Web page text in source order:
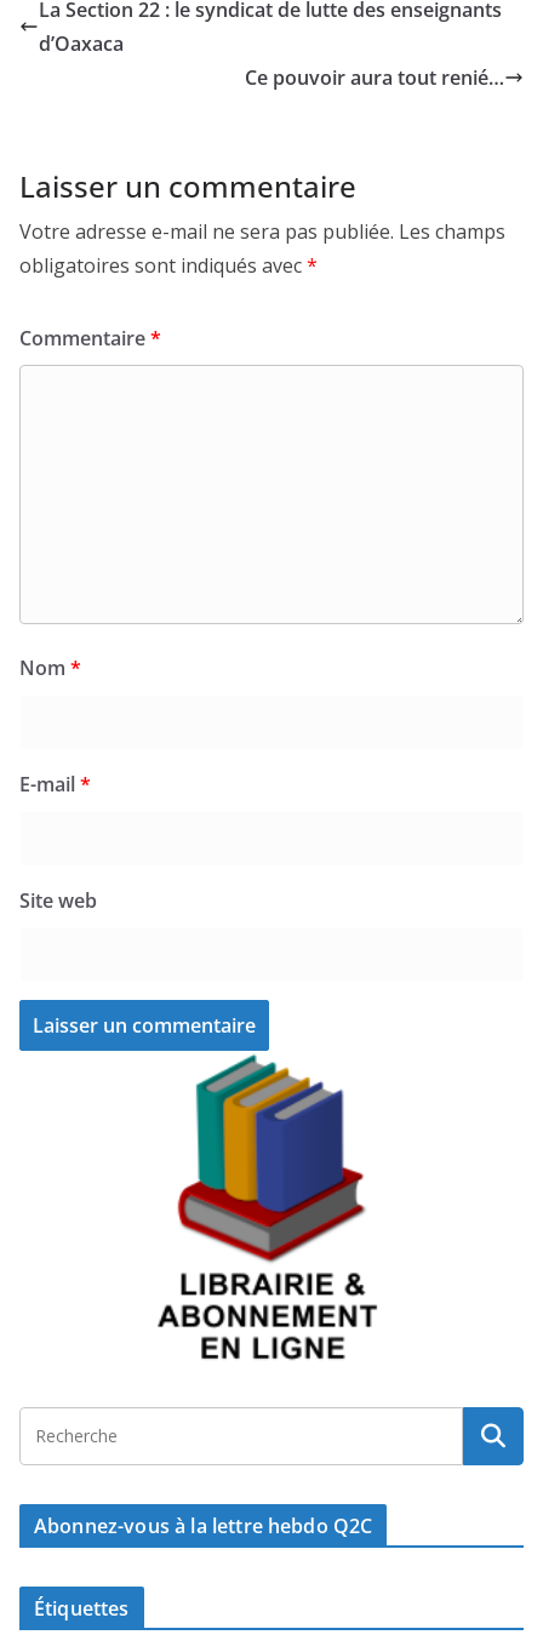
La Section 22 : le syndicat de lutte des enseignants
d’Oaxaca
Ce pouvoir aura tout renié…
Laisser un commentaire
Votre adresse e-mail ne sera pas publiée. Les champs
obligatoires sont indiqués avec*
Commentaire*
Nom *
E-mail*
Site web
Abonnez-vous à la lettre hebdo Q2C
Étiquettes